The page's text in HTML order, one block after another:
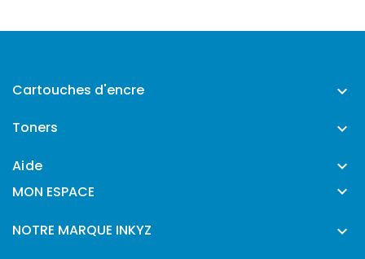
Cartouches d'encre 
Toners 
Aide 
MON ESPACE 
NOTRE MARQUE INKYZ 